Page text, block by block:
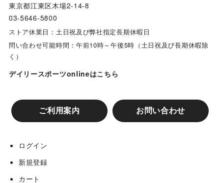
東京都江東区木場2-14-8
03-5646-5800
ストア休業日：土日祝及び弊社指定長期休暇日
問い合わせ可能時間：午前10時～午後5時（土日祝及び長期休暇除
く）
デイリースポーツonlineはこちら
ご利用案内 お問い合わせ
ログイン
新規登録
カート